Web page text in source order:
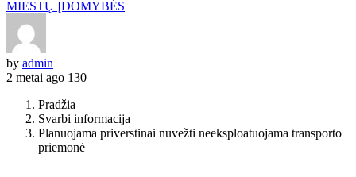
MIESTŲ ĮDOMYBĖS
by admin
2 metai ago 130
Pradžia
Svarbi informacija
Planuojama priverstinai nuvežti neeksploatuojama transporto
priemonė